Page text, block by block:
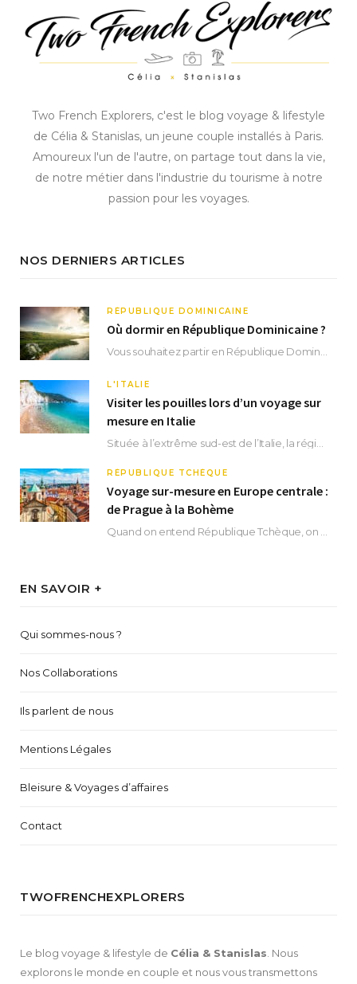
Two French Explorers, c'est le blog voyage & lifestyle
de Célia & Stanislas, un jeune couple installés à Paris.
Amoureux l'un de l'autre, on partage tout dans la vie,
de notre métier dans l'industrie du tourisme à notre
passion pour les voyages.
NOS DERNIERS ARTICLES
RÉPUBLIQUE DOMINICAINE
Où dormir en République Dominicaine ?
L'ITALIE
Visiter les pouilles lors d’un voyage sur
mesure en Italie
RÉPUBLIQUE TCHÈQUE
Voyage sur-mesure en Europe centrale :
de Prague à la Bohème
EN SAVOIR +
Qui sommes-nous ?
Nos Collaborations
Ils parlent de nous
Mentions Légales
Bleisure & Voyages d’affaires
Contact
TWOFRENCHEXPLORERS
Le blog voyage & lifestyle de Célia & Stanislas . Nous
explorons le monde en couple et nous vous transmettons